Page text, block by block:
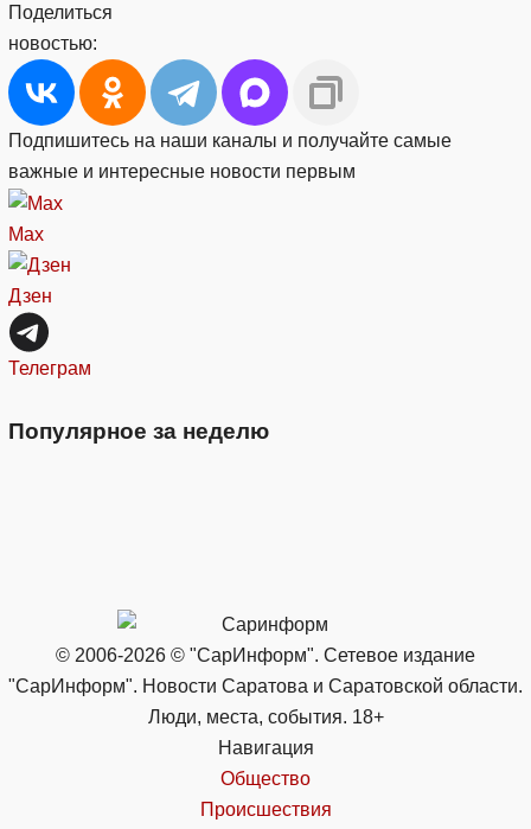
Поделиться
новостью:
Подпишитесь на наши каналы и получайте самые
важные и интересные новости первым
Max
Дзен
Телеграм
Популярное за неделю
© 2006-2026 © "СарИнформ". Сетевое издание
"СарИнформ". Новости Саратова и Саратовской области.
Люди, места, события. 18+
Навигация
Общество
Происшествия